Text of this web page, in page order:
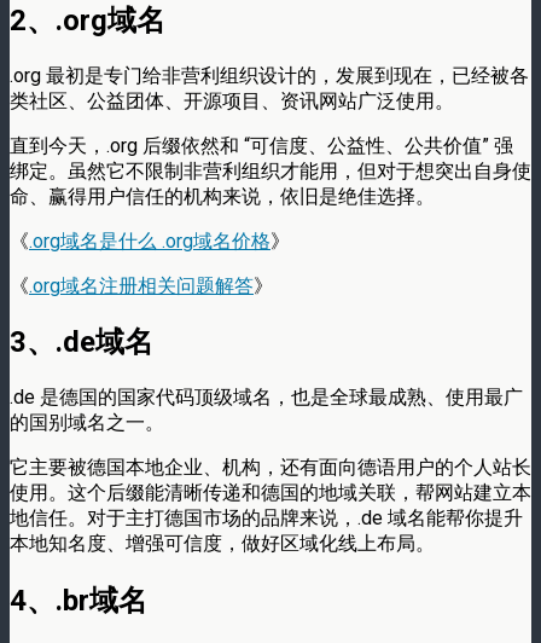
2、.org域名
.org 最初是专门给非营利组织设计的，发展到现在，已经被各
类社区、公益团体、开源项目、资讯网站广泛使用。
直到今天，.org 后缀依然和 “可信度、公益性、公共价值” 强
绑定。虽然它不限制非营利组织才能用，但对于想突出自身使
命、赢得用户信任的机构来说，依旧是绝佳选择。
《.org域名是什么 .org域名价格》
《.org域名注册相关问题解答》
3、.de域名
.de 是德国的国家代码顶级域名，也是全球最成熟、使用最广
的国别域名之一。
它主要被德国本地企业、机构，还有面向德语用户的个人站长
使用。这个后缀能清晰传递和德国的地域关联，帮网站建立本
地信任。对于主打德国市场的品牌来说，.de 域名能帮你提升
本地知名度、增强可信度，做好区域化线上布局。
4、.br域名